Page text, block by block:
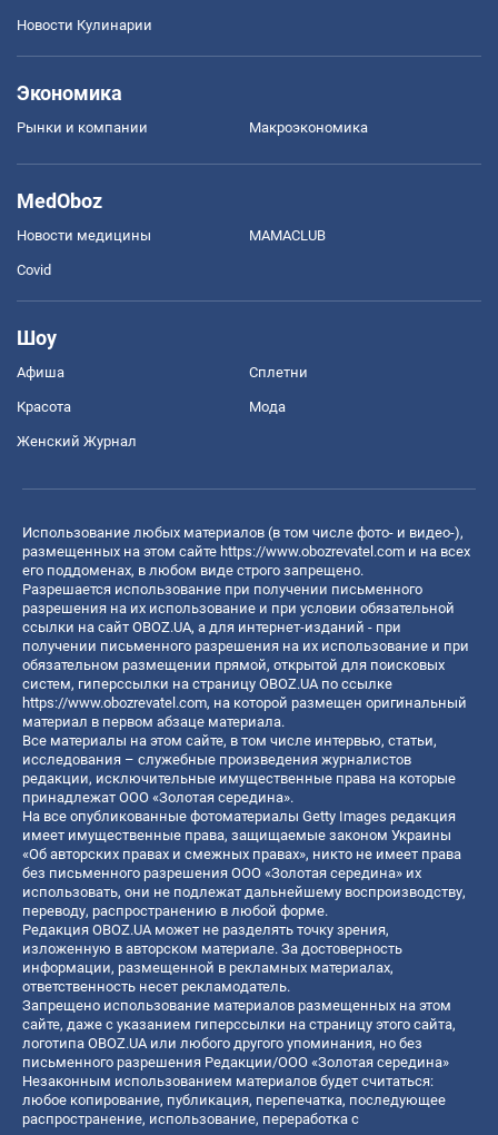
Новости Кулинарии
Экономика
Рынки и компании Mакроэкономика
MedOboz
Новости медицины MAMACLUB
Covid
Шоу
Афиша Сплетни
Красота Мода
Женский Журнал
Использование любых материалов (в том числе фото- и видео-),
размещенных на этом сайте https://www.obozrevatel.com и на всех
его поддоменах, в любом виде строго запрещено.
Разрешается использование при получении письменного
разрешения на их использование и при условии обязательной
ссылки на сайт OBOZ.UA, а для интернет-изданий - при
получении письменного разрешения на их использование и при
обязательном размещении прямой, открытой для поисковых
систем, гиперссылки на страницу OBOZ.UA по ссылке
https://www.obozrevatel.com, на которой размещен оригинальный
материал в первом абзаце материала.
Все материалы на этом сайте, в том числе интервью, статьи,
исследования – служебные произведения журналистов
редакции, исключительные имущественные права на которые
принадлежат ООО «Золотая середина».
На все опубликованные фотоматериалы Getty Images редакция
имеет имущественные права, защищаемые законом Украины
«Об авторских правах и смежных правах», никто не имеет права
без письменного разрешения ООО «Золотая середина» их
использовать, они не подлежат дальнейшему воспроизводству,
переводу, распространению в любой форме.
Редакция OBOZ.UA может не разделять точку зрения,
изложенную в авторском материале. За достоверность
информации, размещенной в рекламных материалах,
ответственность несет рекламодатель.
Запрещено использование материалов размещенных на этом
сайте, даже с указанием гиперссылки на страницу этого сайта,
логотипа OBOZ.UA или любого другого упоминания, но без
письменного разрешения Редакции/ООО «Золотая середина»
Незаконным использованием материалов будет считаться:
любое копирование, публикация, перепечатка, последующее
распространение, использование, переработка с